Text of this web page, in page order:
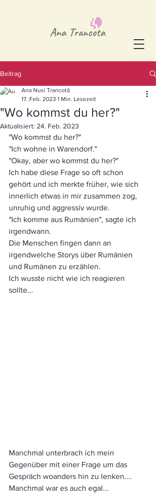
Beitrag
"Wo kommst du her?"
Ana Nusi Trancotã
17. Feb. 2023 1 Min. Lesezeit
Aktualisiert: 24. Feb. 2023
"Wo kommst du her?"
"Ich wohne in Warendorf."
"Okay, aber wo kommst du her?"
Ich habe diese Frage so oft schon
gehört und ich merkte früher, wie sich
innerlich etwas in mir zusammen zog,
unruhig und aggressiv wurde.
"Ich komme aus Rumänien", sagte ich
irgendwann.
Die Menschen fingen dann an
irgendwelche Storys über Rumänien
und Rumänen zu erzählen.
Ich wusste nicht wie ich reagieren
sollte...
Manchmal unterbrach ich mein
Gegenüber mit einer Frage um das
Gespräch woanders hin zu lenken....
Manchmal war es auch egal...